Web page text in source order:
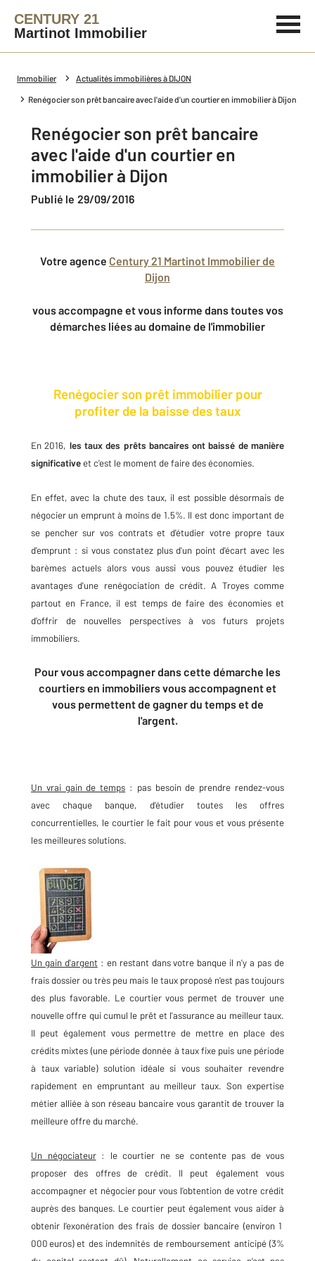
CENTURY 21
Martinot Immobilier
Immobilier Actualités immobilières à DIJON
Renégocier son prêt bancaire avec l'aide d'un courtier en immobilier à Dijon
Renégocier son prêt bancaire
avec l'aide d'un courtier en
immobilier à Dijon
Publié le 29/09/2016
Votre agence Century 21 Martinot Immobilier de
Dijon
vous accompagne et vous informe dans toutes vos
démarches liées au domaine de l'immobilier
Renégocier son prêt immobilier pour
profiter de la baisse des taux
En 2016, les taux des prêts bancaires ont baissé de manière
significativeet c'est le moment de faire des économies.
En effet, avec la chute des taux, il est possible désormais de
négocier un emprunt à moins de 1.5%. Il est donc important de
se pencher sur vos contrats et d'étudier votre propre taux
d'emprunt : si vous constatez plus d'un point d'écart avec les
barèmes actuels alors vous aussi vous pouvez étudier les
avantages d'une renégociation de crédit. A Troyes comme
partout en France, il est temps de faire des économies et
d’offrir de nouvelles perspectives à vos futurs projets
immobiliers.
Pour vous accompagner dans cette démarche les
courtiers en immobiliers vous accompagnent et
vous permettent de gagner du temps et de
l'argent.
Un vrai gain de temps : pas besoin de prendre rendez-vous
avec chaque banque, d'étudier toutes les offres
concurrentielles, le courtier le fait pour vous et vous présente
les meilleures solutions.
Un gain d'argent : en restant dans votre banque il n'y a pas de
frais dossier ou très peu mais le taux proposé n'est pas toujours
des plus favorable. Le courtier vous permet de trouver une
nouvelle offre qui cumul le prêt et l'assurance au meilleur taux.
Il peut également vous permettre de mettre en place des
crédits mixtes (une période donnée à taux fixe puis une période
à taux variable) solution idéale si vous souhaiter revendre
rapidement en empruntant au meilleur taux. Son expertise
métier alliée à son réseau bancaire vous garantit de trouver la
meilleure offre du marché.
Un négociateur: le courtier ne se contente pas de vous
proposer des offres de crédit. Il peut également vous
accompagner et négocier pour vous l’obtention de votre crédit
auprès des banques. Le courtier peut également vous aider à
obtenir l’exonération des frais de dossier bancaire (environ 1
000 euros) et des indemnités de remboursement anticipé (3%